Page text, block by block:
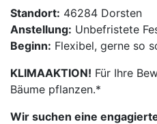
Standort: 46284 Dorsten
Anstellung: Unbefristete
Beginn: Flexibel, gerne so
KLIMAAKTION! Für Ihre
Bäume pflanzen.*
Wir suchen eine